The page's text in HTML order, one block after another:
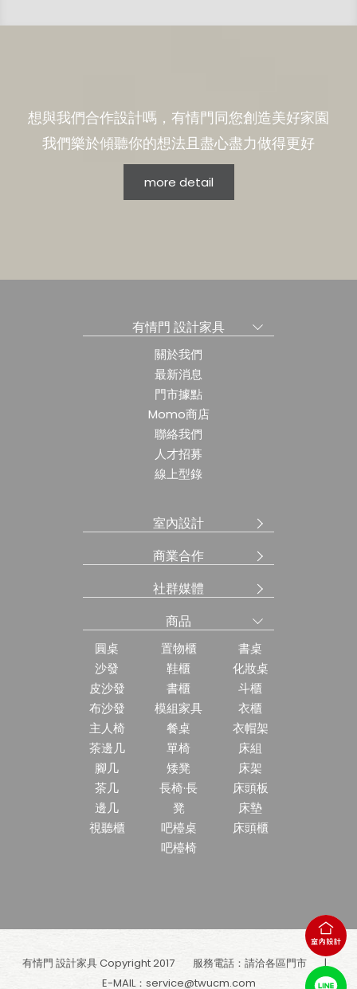
想與我們合作設計嗎，有情門同您創造美好家園
我們樂於傾聽你的想法且盡心盡力做得更好
more detail
有情門 設計家具
關於我們
最新消息
門市據點
Momo商店
聯絡我們
人才招募
線上型錄
室內設計
商業合作
社群媒體
商品
圓桌
沙發
皮沙發
布沙發
主人椅
茶邊几
腳几
茶几
邊几
視聽櫃
置物櫃
鞋櫃
書櫃
模組家具
餐桌
單椅
矮凳
長椅·長
凳
吧檯桌
吧檯椅
書桌
化妝桌
斗櫃
衣櫃
衣帽架
床組
床架
床頭板
床墊
床頭櫃
有情門 設計家具 Copyright 2017
服務電話：請洽各區門市
E-MAIL： service@twucm.com